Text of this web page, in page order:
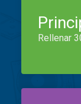
Rellenar